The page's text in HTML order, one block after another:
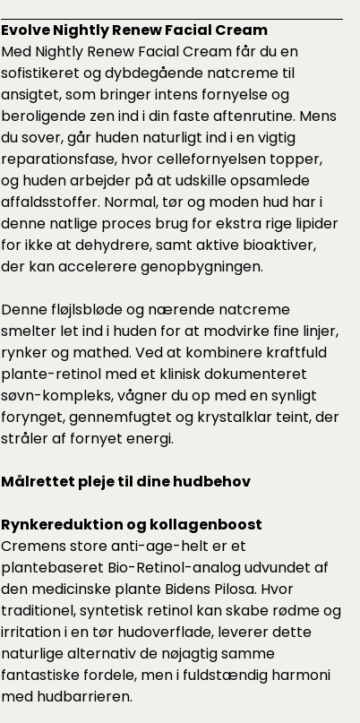
Evolve Nightly Renew Facial Cream
Med Nightly Renew Facial Cream får du en
sofistikeret og dybdegående natcreme til
ansigtet, som bringer intens fornyelse og
beroligende zen ind i din faste aftenrutine. Mens
du sover, går huden naturligt ind i en vigtig
reparationsfase, hvor cellefornyelsen topper,
og huden arbejder på at udskille opsamlede
affaldsstoffer. Normal, tør og moden hud har i
denne natlige proces brug for ekstra rige lipider
for ikke at dehydrere, samt aktive bioaktiver,
der kan accelerere genopbygningen.
Denne fløjlsbløde og nærende natcreme
smelter let ind i huden for at modvirke fine linjer,
rynker og mathed. Ved at kombinere kraftfuld
plante-retinol med et klinisk dokumenteret
søvn-kompleks, vågner du op med en synligt
forynget, gennemfugtet og krystalklar teint, der
stråler af fornyet energi.
Målrettet pleje til dine hudbehov
Rynkereduktion og kollagenboost
Cremens store anti-age-helt er et
plantebaseret Bio-Retinol-analog udvundet af
den medicinske plante Bidens Pilosa. Hvor
traditionel, syntetisk retinol kan skabe rødme og
irritation i en tør hudoverflade, leverer dette
naturlige alternativ de nøjagtig samme
fantastiske fordele, men i fuldstændig harmoni
med hudbarrieren.